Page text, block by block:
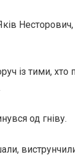
із тими, хто
од гніву.